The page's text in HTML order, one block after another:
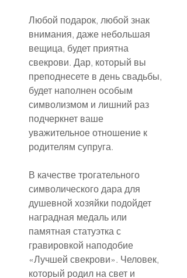
Любой подарок, любой знак
внимания, даже небольшая
вещица, будет приятна
свекрови. Дар, который вы
преподнесете в день свадьбы,
будет наполнен особым
символизмом и лишний раз
подчеркнет ваше
уважительное отношение к
родителям супруга.
В качестве трогательного
символического дара для
душевной хозяйки подойдет
наградная медаль или
памятная статуэтка с
гравировкой наподобие
«Лучшей свекрови». Человек,
который родил на свет и